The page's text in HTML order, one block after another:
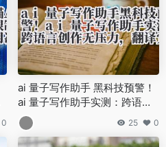
0
ai 量子写作助手 黑科技预警！
ai 量子写作助手实测：跨语言
创作无压力，翻译党饭碗不
保？
25 0